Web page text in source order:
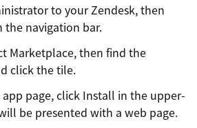
to your Zendesk, then
the navigation bar.
Marketplace, then find the
click the tile.
page, click Install in the upper-
be presented with a web page.